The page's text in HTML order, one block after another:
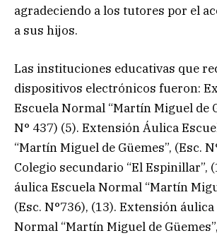
agradeciendo a los tutores por el
a sus hijos.
Las instituciones educativas que
dispositivos electrónicos fueron:
Escuela Normal “Martín Miguel de
N° 437) (5). Extensión Áulica
“Martín Miguel de Güemes”, (Esc.
Colegio secundario “El Espinillar”,
áulica Escuela Normal “Martín
(Esc. N°736), (13). Extensión
Normal “Martín Miguel de